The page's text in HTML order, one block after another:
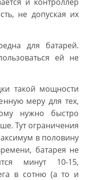
не допуская их
для батарей.
ей не
такой мощности
меру для тех,
нужно быстро
Тут ограничения
в половину
батарея не
минут 10-15,
в сотню (а то и